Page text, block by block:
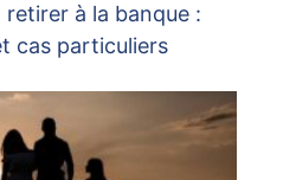
à la banque :
cas particuliers